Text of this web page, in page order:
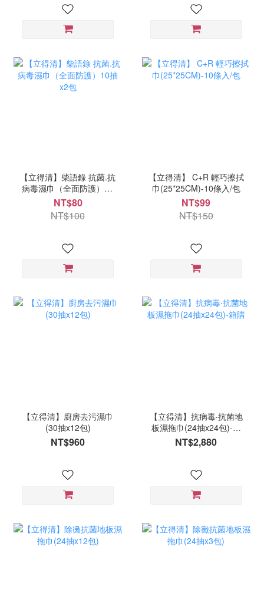
【立得清】柴語錄 抗菌.抗
病毒濕巾（全面防護）10
抽x2包
NT$80
NT$100
【立得清】 C+R 輕巧擦拭
巾(25*25CM)-10條入/包
NT$99
NT$150
【立得清】廚房去污濕巾
(30抽x12包)
NT$960
【立得清】抗病毒‧抗菌地
板濕拖巾(24抽x24包)-箱
購
NT$2,880